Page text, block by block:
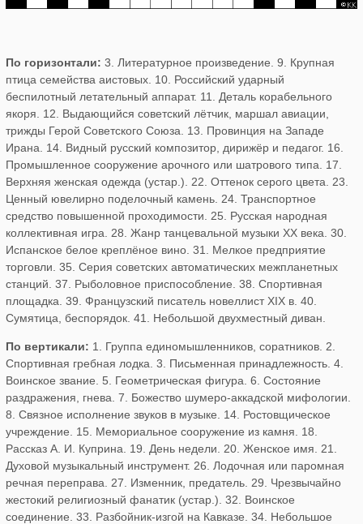
По горизонтали: 3. Литературное произведение. 9. Крупная
птица семейства аистовых. 10. Российский ударный
беспилотный летательный аппарат. 11. Деталь корабельного
якоря. 12. Выдающийся советский лётчик, маршал авиации,
трижды Герой Советского Союза. 13. Провинция на Западе
Ирана. 14. Видный русский композитор, дирижёр и педагог. 16.
Промышленное сооружение арочного или шатрового типа. 17.
Верхняя женская одежда (устар.). 22. Оттенок серого цвета. 23.
Ценный ювелирно поделочный камень. 24. Транспортное
средство повышенной проходимости. 25. Русская народная
коллективная игра. 28. Жанр танцевальной музыки XX века. 30.
Испанское белое креплёное вино. 31. Мелкое предприятие
торговли. 35. Серия советских автоматических межпланетных
станций. 37. Рыболовное приспособление. 38. Спортивная
площадка. 39. Французский писатель новеллист XIX в. 40.
Сумятица, беспорядок. 41. Небольшой двухместный диван.
По вертикали: 1. Группа единомышленников, соратников. 2.
Спортивная гребная лодка. 3. Письменная принадлежность. 4.
Воинское звание. 5. Геометрическая фигура. 6. Состояние
раздражения, гнева. 7. Божество шумеро-аккадской мифологии.
8. Связное исполнение звуков в музыке. 14. Ростовщическое
учреждение. 15. Мемориальное сооружение из камня. 18.
Рассказ А. И. Куприна. 19. День недели. 20. Женское имя. 21.
Духовой музыкальный инструмент. 26. Лодочная или паромная
речная переправа. 27. Изменник, предатель. 29. Чрезвычайно
жестокий религиозный фанатик (устар.). 32. Воинское
соединение. 33. Разбойник-изгой на Кавказе. 34. Небольшое